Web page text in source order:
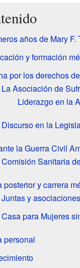
años de Mary F.
y formación
por los derechos
La Asociación de
Liderazgo en la
Discurso en la
la Guerra Civil
Comisión Sanitaria
posterior y carrera
Juntas y asociaciones
Casa para Mujeres
personal